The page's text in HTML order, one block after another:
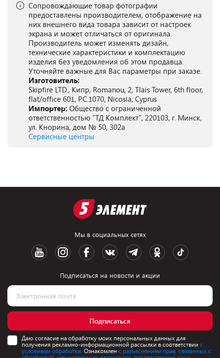
Сопровождающие товар фотографии
предоставлены производителем, отображение на
них внешнего вида товара зависит от настроек
экрана и может отличаться от оригинала.
Производитель может изменять дизайн,
технические характеристики и комплектацию
изделия без уведомления об этом продавца.
Уточняйте важные для Вас параметры при заказе.
Изготовитель:
Skipfire LTD., Кипр, Romanou, 2, Tlais Tower, 6th floor,
flat/office 601, P.C.1070, Nicosia, Cyprus
Импортер: Общество с ограниченной
ответственностью "ТД Комплект", 220103, г. Минск,
ул. Кнорина, дом № 50, 302а
Сервисные центры
Мы в социальных сетях
Подписаться на новости и акции
Подписаться
Даю согласие на обработку моих персональных данных для
получения рекламно-информационной рассылки в соответствии с
условиями обработки. Ознакомлен с разъяснением прав, связанных с